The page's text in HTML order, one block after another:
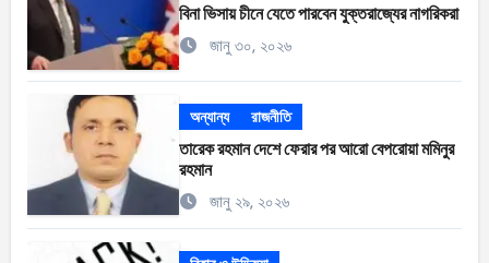
বিনা ভিসায় চীনে যেতে পারবেন যুক্তরাজ্যের নাগরিকরা
জানু ৩০, ২০২৬
অন্যান্য রাজনীতি
তারেক রহমান দেশে ফেরার পর আরো বেপরোয়া মমিনুর
রহমান
জানু ২৯, ২০২৬